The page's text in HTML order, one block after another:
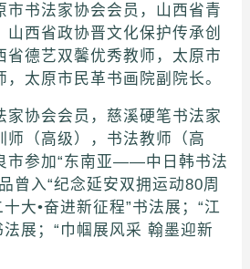
市书法家协会会员，山西省青
西省政协晋文化保护传承创
省德艺双馨优秀教师，太原市
太原市民革书画院副院长。
家协会会员，慈溪硬笔书法家
师（高级），书法教师（高
市参加“东南亚——中日韩书法
曾入“纪念延安双拥运动80周
大•奋进新征程”书法展；“江
法展；“巾帼展风采 翰墨迎新